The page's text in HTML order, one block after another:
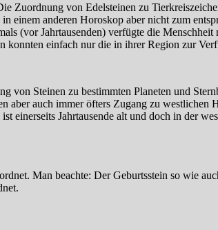
Zuordnung von Edelsteinen zu
einem anderen Horoskop aber nicht zum
(vor Jahrtausenden) verfügte die
einfach nur die in ihrer Region zur
von Steinen zu bestimmten Planeten und
aber auch immer öfters Zugang zu
einerseits Jahrtausende alt und doch in der
Man beachte: Der Geburtsstein so wie